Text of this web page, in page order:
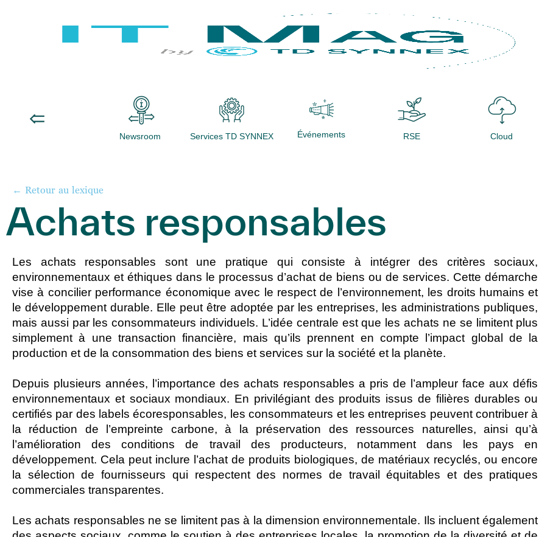
Newsroom Services TD SYNNEX Événements RSE Cloud
← Retour au lexique
Achats responsables
Les achats responsables sont une pratique qui consiste à intégrer des critères sociaux,
environnementaux et éthiques dans le processus d’achat de biens ou de services. Cette démarche
vise à concilier performance économique avec le respect de l’environnement, les droits humains et
le développement durable. Elle peut être adoptée par les entreprises, les administrations publiques,
mais aussi par les consommateurs individuels. L’idée centrale est que les achats ne se limitent plus
simplement à une transaction financière, mais qu’ils prennent en compte l’impact global de la
production et de la consommation des biens et services sur la société et la planète.
Depuis plusieurs années, l’importance des achats responsables a pris de l’ampleur face aux défis
environnementaux et sociaux mondiaux. En privilégiant des produits issus de filières durables ou
certifiés par des labels écoresponsables, les consommateurs et les entreprises peuvent contribuer à
la réduction de l’empreinte carbone, à la préservation des ressources naturelles, ainsi qu’à
l’amélioration des conditions de travail des producteurs, notamment dans les pays en
développement. Cela peut inclure l’achat de produits biologiques, de matériaux recyclés, ou encore
la sélection de fournisseurs qui respectent des normes de travail équitables et des pratiques
commerciales transparentes.
Les achats responsables ne se limitent pas à la dimension environnementale. Ils incluent également